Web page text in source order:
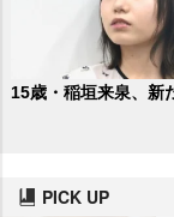
15歳・稲垣来泉、新
PICK UP